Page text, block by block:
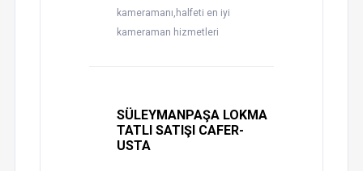
kameramanı,halfeti en iyi
kameraman hizmetleri
SÜLEYMANPAŞA LOKMA
TATLI SATIŞI CAFER-
USTA